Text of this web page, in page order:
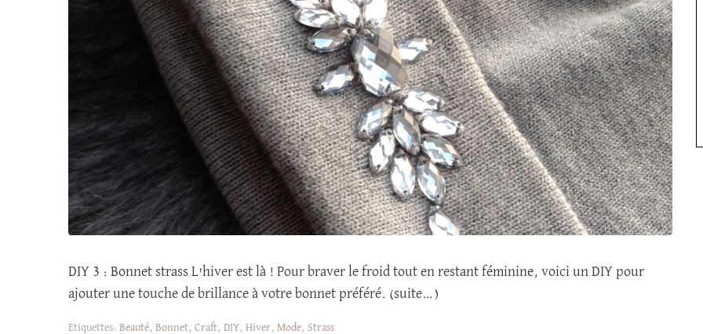
DIY 3 : Bonnet strass L'hiver est là ! Pour braver le froid tout en restant féminine, voici un DIY pour
ajouter une touche de brillance à votre bonnet préféré. (suite…)
Etiquettes: Beauté, Bonnet, Craft, DIY, Hiver, Mode, Strass